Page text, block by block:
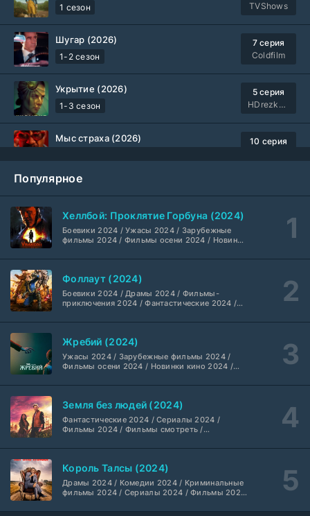
1 сезон
TVShows
Шугар (2026)
1-2 сезон
7 серия
Coldfilm
Укрытие (2026)
1-3 сезон
5 серия
HDrezka Studio
Мыс страха (2026)
10 серия
Вторая мировая война с Томом Хэнксом (2026)
Анна медиум (2021-2026)
1-5 сезон
2 серия
Не требуется
Преступление с низким IQ (2026)
1 сезон
DubLik.TV
Страна боев (2026)
1 сезон
1 серия
Рыцарь Семи Королевств (2026)
1 сезон
Syncmer
Чудо-человек (2026)
1 сезон
8 серия
Популярное
Хеллбой: Проклятие Горбуна (2024)
Боевики 2024 / Ужасы 2024 / Зарубежные
фильмы 2024 / Фильмы осени 2024 / Новинки
2024 / Американские фильмы / Фильмы
высоким рейтингом / Интересные фильмы /
Крутые фильмы / Популярные фильмы
Фоллаут (2024)
Боевики 2024 / Драмы 2024 / Фильмы-
приключения 2024 / Фантастические 2024 /
смотреть / Сериалы в 4K UHD / Американские
Жребий (2024)
Ужасы 2024 / Зарубежные фильмы 2024 /
Фильмы осени 2024 / Новинки кино 2024 /
Американские фильмы / Фильмы смотреть /
фильмы / Крутые фильмы / Популярные
фильмы
Земля без людей (2024)
Фантастические 2024 / Сериалы 2024 /
Фильмы 2024 / Фильмы смотреть /
Король Талсы (2024)
Драмы 2024 / Комедии 2024 / Криминальные
фильмы 2024 / Сериалы 2024 / Фильмы 2024